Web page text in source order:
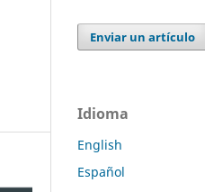
Enviar un artículo
Idioma
English
Español